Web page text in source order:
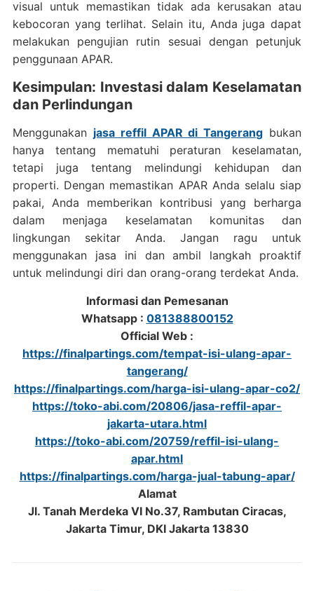
visual untuk memastikan tidak ada kerusakan atau
kebocoran yang terlihat. Selain itu, Anda juga dapat
melakukan pengujian rutin sesuai dengan petunjuk
penggunaan APAR.
Kesimpulan: Investasi dalam Keselamatan
dan Perlindungan
Menggunakan jasa reffil APAR di Tangerang bukan
hanya tentang mematuhi peraturan keselamatan,
tetapi juga tentang melindungi kehidupan dan
properti. Dengan memastikan APAR Anda selalu siap
pakai, Anda memberikan kontribusi yang berharga
dalam menjaga keselamatan komunitas dan
lingkungan sekitar Anda. Jangan ragu untuk
menggunakan jasa ini dan ambil langkah proaktif
untuk melindungi diri dan orang-orang terdekat Anda.
Informasi dan Pemesanan
Whatsapp : 081388800152
Official Web :
https://finalpartings.com/tempat-isi-ulang-apar-
tangerang/
https://finalpartings.com/harga-isi-ulang-apar-co2/
https://toko-abi.com/20806/jasa-reffil-apar-
jakarta-utara.html
https://toko-abi.com/20759/reffil-isi-ulang-
apar.html
https://finalpartings.com/harga-jual-tabung-apar/
Alamat
Jl. Tanah Merdeka VI No.37, Rambutan Ciracas,
Jakarta Timur, DKI Jakarta 13830